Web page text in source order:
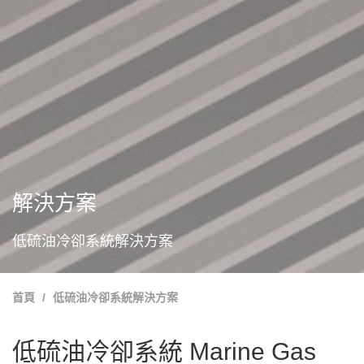
解決方案
低硫油冷卻系統解決方案
首頁 低硫油冷卻系統解決方案
低硫油冷卻系統 Marine Gas